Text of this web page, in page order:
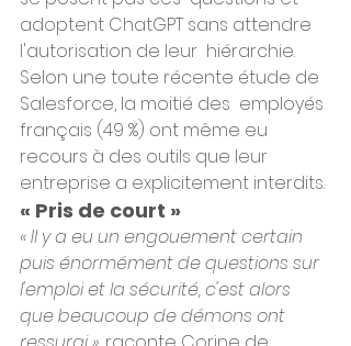
adoptent ChatGPT sans attendre
l'autorisation de leur  hiérarchie.
Selon une toute récente étude de
Salesforce, la moitié des  employés
français (49 %) ont même eu
recours à des outils que leur
entreprise a explicitement interdits.
« Pris de court »
« Il y a eu un engouement certain
puis énormément de questions sur
l'emploi et la sécurité, c'est alors
que beaucoup de démons ont